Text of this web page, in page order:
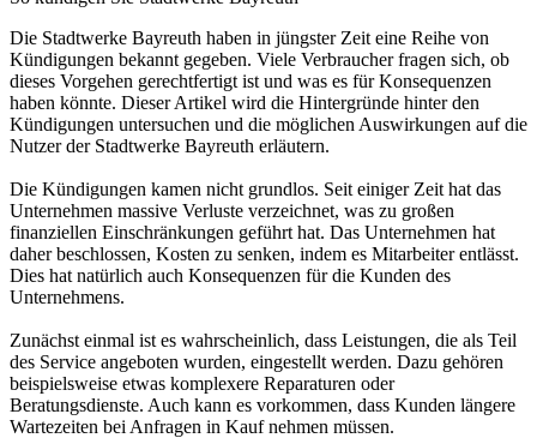
Die Stadtwerke Bayreuth haben in jüngster Zeit eine Reihe von
Kündigungen bekannt gegeben. Viele Verbraucher fragen sich, ob
dieses Vorgehen gerechtfertigt ist und was es für Konsequenzen
haben könnte. Dieser Artikel wird die Hintergründe hinter den
Kündigungen untersuchen und die möglichen Auswirkungen auf die
Nutzer der Stadtwerke Bayreuth erläutern.
Die Kündigungen kamen nicht grundlos. Seit einiger Zeit hat das
Unternehmen massive Verluste verzeichnet, was zu großen
finanziellen Einschränkungen geführt hat. Das Unternehmen hat
daher beschlossen, Kosten zu senken, indem es Mitarbeiter entlässt.
Dies hat natürlich auch Konsequenzen für die Kunden des
Unternehmens.
Zunächst einmal ist es wahrscheinlich, dass Leistungen, die als Teil
des Service angeboten wurden, eingestellt werden. Dazu gehören
beispielsweise etwas komplexere Reparaturen oder
Beratungsdienste. Auch kann es vorkommen, dass Kunden längere
Wartezeiten bei Anfragen in Kauf nehmen müssen.